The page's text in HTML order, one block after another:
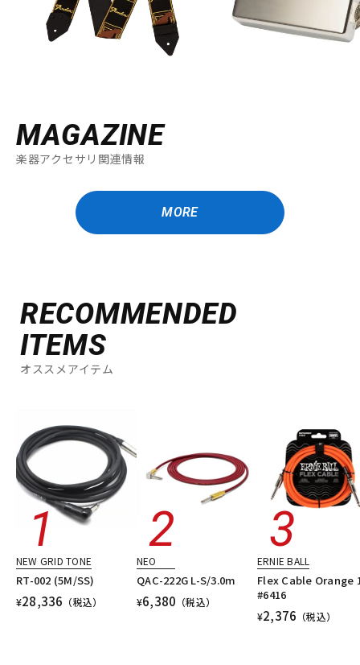
MAGAZINE
楽器アクセサリ関連情報
MORE
RECOMMENDED
ITEMS
オススメアイテム
NEW GRID TONE
RT-002 (5M/SS)
¥28,336 （税込）
NEO
QAC-222G L-S/3.0m
¥6,380 （税込）
ERNIE BALL
Flex Cable Orange
#6416
¥2,376 （税込）